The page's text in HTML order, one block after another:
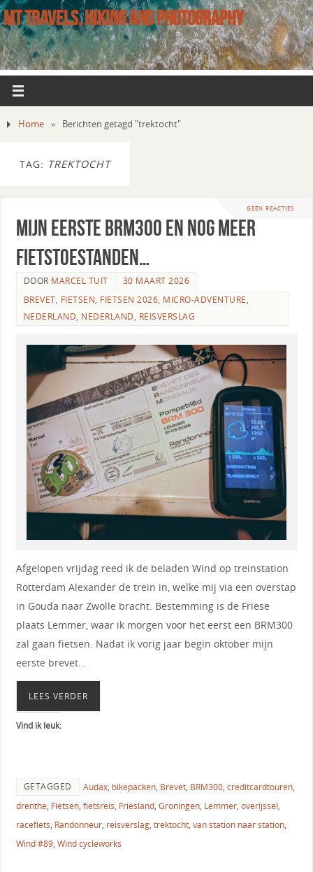
MT TRAVELS, HIKING AND PHOTOGRAPHY
Home » Berichten getagd "trektocht"
TAG: TREKTOCHT
GEEN REACTIES
Mijn eerste BRM300 en nog meer
fietstoestanden…
DOOR MARCEL TUIT
30 MAART 2026
BREVET, FIETSEN, FIETSEN 2026, MICRO-ADVENTURE,
NEDERLAND, NEDERLAND, REISVERSLAG
Afgelopen vrijdag reed ik de beladen Wind op treinstation
Rotterdam Alexander de trein in, welke mij via een overstap
in Gouda naar Zwolle bracht. Bestemming is de Friese
plaats Lemmer, waar ik morgen voor het eerst een BRM300
zal gaan fietsen. Nadat ik vorig jaar begin oktober mijn
eerste brevet…
LEES VERDER
Vind ik leuk:
GETAGGED Audax, bikepacken, Brevet, BRM300, creditcardtouren,
drenthe, Fietsen, fietsreis, Friesland, Groningen, Lemmer, overijssel,
racefiets, Randonneur, reisverslag, trektocht, van station naar station,
Wind #89, Wind cycleworks